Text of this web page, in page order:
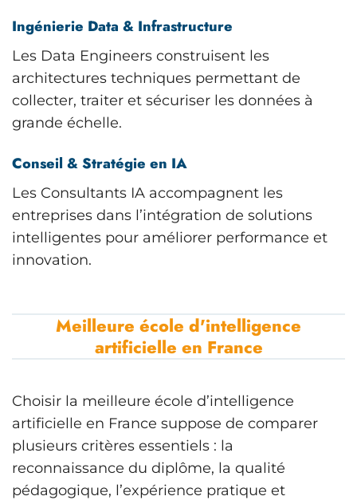
Ingénierie Data & Infrastructure
Les Data Engineers construisent les
architectures techniques permettant de
collecter, traiter et sécuriser les données à
grande échelle.
Conseil & Stratégie en IA
Les Consultants IA accompagnent les
entreprises dans l’intégration de solutions
intelligentes pour améliorer performance et
innovation.
Meilleure école d'intelligence
artificielle en France
Choisir la meilleure école d’intelligence
artificielle en France suppose de comparer
plusieurs critères essentiels : la
reconnaissance du diplôme, la qualité
pédagogique, l’expérience pratique et